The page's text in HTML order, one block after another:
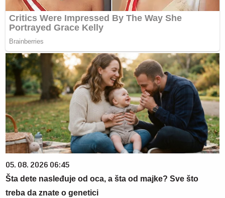
05. 08. 2026 06:45
Šta dete nasleđuje od oca, a šta od majke? Sve što
treba da znate o genetici